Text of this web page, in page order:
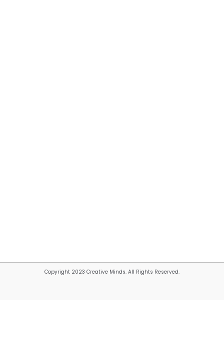
Copyright 2023 Creative Minds. All Rights Reserved.